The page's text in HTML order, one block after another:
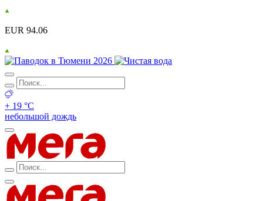
EUR 94.06
+ 19 °С
небольшой дождь